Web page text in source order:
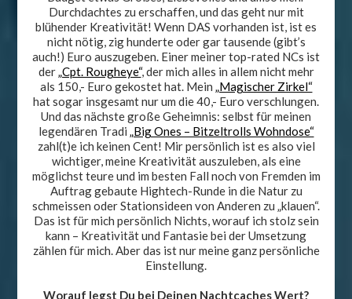
Durchdachtes zu erschaffen, und das geht nur mit
blühender Kreativität! Wenn DAS vorhanden ist, ist es
nicht nötig, zig hunderte oder gar tausende (gibt’s
auch!) Euro auszugeben. Einer meiner top-rated NCs ist
der„Cpt. Rougheye“, der mich alles in allem nicht mehr
als 150,- Euro gekostet hat. Mein „Magischer Zirkel“
hat sogar insgesamt nur um die 40,- Euro verschlungen.
Und das nächste große Geheimnis: selbst für meinen
legendären Tradi „Big Ones – Bitzeltrolls Wohndose“
zahl(t)e ich keinen Cent! Mir persönlich ist es also viel
wichtiger, meine Kreativität auszuleben, als eine
möglichst teure und im besten Fall noch von Fremden im
Auftrag gebaute Hightech-Runde in die Natur zu
schmeissen oder Stationsideen von Anderen zu „klauen“.
Das ist für mich persönlich Nichts, worauf ich stolz sein
kann – Kreativität und Fantasie bei der Umsetzung
zählen für mich. Aber das ist nur meine ganz persönliche
Einstellung.
Worauf legst Du bei Deinen Nachtcaches Wert?